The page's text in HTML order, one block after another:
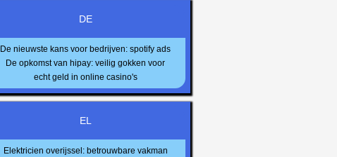
DE
De nieuwste kans voor bedrijven: spotify ads
De opkomst van hipay: veilig gokken voor
echt geld in online casino's
EL
Elektricien overijssel: betrouwbare vakman